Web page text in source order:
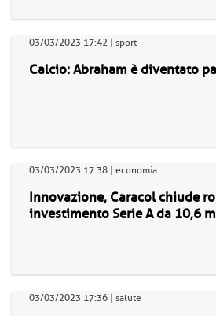
03/03/2023 17:42 | sport
Calcio: Abraham è diventato
03/03/2023 17:38 | economia
Innovazione, Caracol chiude
investimento Serie A da 10,6
03/03/2023 17:36 | salute